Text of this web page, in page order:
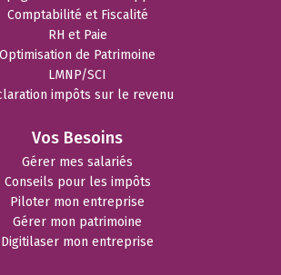
Comptabilité et Fiscalité
RH et Paie
Optimisation de Patrimoine
LMNP/SCI
impôts sur le revenu
Vos Besoins
Gérer mes salariés
Conseils pour les impôts
Piloter mon entreprise
Gérer mon patrimoine
Digitilaser mon entreprise